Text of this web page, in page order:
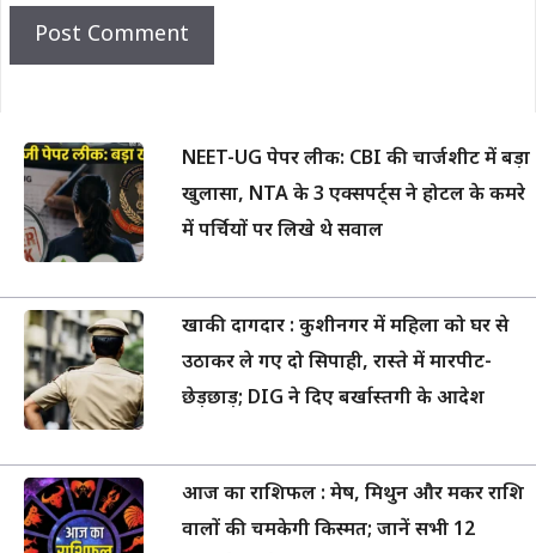
NEET-UG पेपर लीक: CBI की चार्जशीट में बड़ा
खुलासा, NTA के 3 एक्सपर्ट्स ने होटल के कमरे
में पर्चियों पर लिखे थे सवाल
खाकी दागदार : कुशीनगर में महिला को घर से
उठाकर ले गए दो सिपाही, रास्ते में मारपीट-
छेड़छाड़; DIG ने दिए बर्खास्तगी के आदेश
आज का राशिफल : मेष, मिथुन और मकर राशि
वालों की चमकेगी किस्मत; जानें सभी 12